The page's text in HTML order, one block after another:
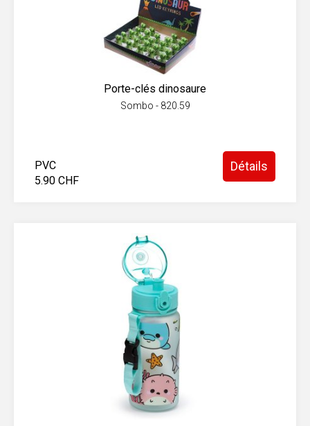
Porte-clés dinosaure
Sombo - 820.59
PVC
5.90 CHF
Détails